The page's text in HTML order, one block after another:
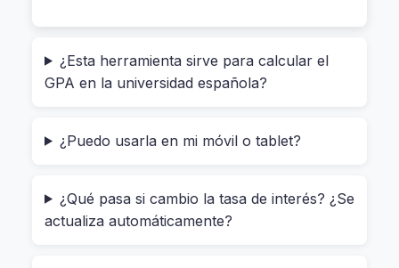
Muchas entidades bancarias muestran solo la
tasa nominal, pero eso no refleja la realidad. Esta
mirarás directamente el contrato con lupa.
la tasa de interés anual, el plazo y cualquier otro
gasto asociado (como los 300 € de comisión de
¿Esta herramienta sirve para calcular el
GPA en la universidad española?
¿Puedo usarla en mi móvil o tablet?
¿Qué pasa si cambio la tasa de interés? ¿Se
actualiza automáticamente?